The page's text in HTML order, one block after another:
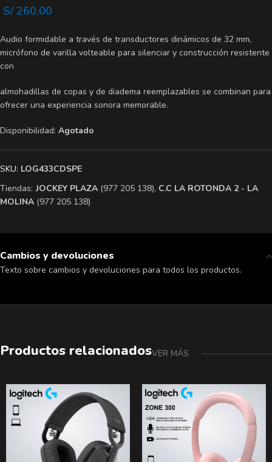
S/260.00
Audio formidable a través de transductores dinámicos de 32 mm,
micrófono de varilla volteable para silenciar y construcción resistente
con
almohadillas de copas y de diadema reemplazables se combinan para
ofrecer una experiencia sonora memorable.
Disponibilidad: Agotado
SKU: LOG433CDSPE
Tiendas: ​JOCKEY PLAZA (977 205 138), ​C.C LA ROTONDA 2 - LA
MOLINA (977 205 138)
Cambios y devoluciones
Texto sobre cambios y devoluciones para todos los productos.
Productos relacionadosVER MÁS